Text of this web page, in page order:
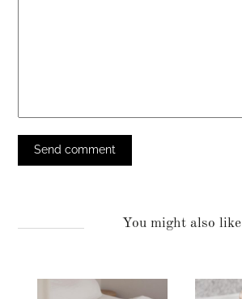
You might also like